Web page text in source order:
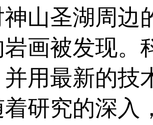
神山圣湖周边
画被发现。
用最新的技
研究的深入